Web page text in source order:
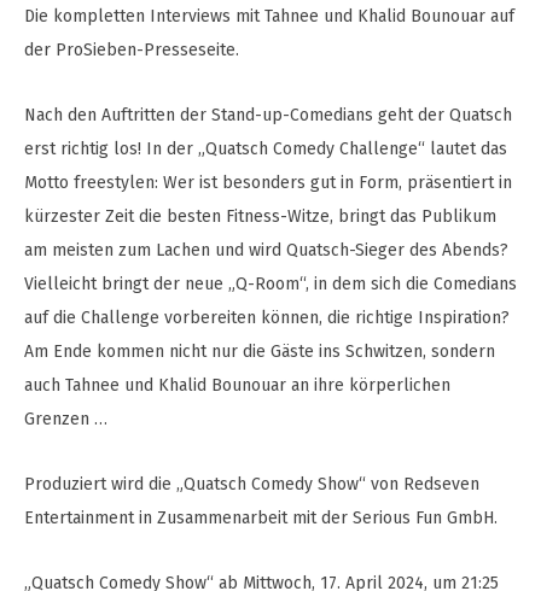
Die kompletten Interviews mit Tahnee und Khalid Bounouar auf
der ProSieben-Presseseite.
Nach den Auftritten der Stand-up-Comedians geht der Quatsch
erst richtig los! In der „Quatsch Comedy Challenge“ lautet das
Motto freestylen: Wer ist besonders gut in Form, präsentiert in
kürzester Zeit die besten Fitness-Witze, bringt das Publikum
am meisten zum Lachen und wird Quatsch-Sieger des Abends?
Vielleicht bringt der neue „Q-Room“, in dem sich die Comedians
auf die Challenge vorbereiten können, die richtige Inspiration?
Am Ende kommen nicht nur die Gäste ins Schwitzen, sondern
auch Tahnee und Khalid Bounouar an ihre körperlichen
Grenzen …
Produziert wird die „Quatsch Comedy Show“ von Redseven
Entertainment in Zusammenarbeit mit der Serious Fun GmbH.
„Quatsch Comedy Show“ ab Mittwoch, 17. April 2024, um 21:25